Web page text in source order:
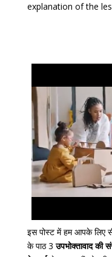
explanation of the
इस पोस्ट में हम आपके लिए
के पाठ 3उपभोक्तावाद की